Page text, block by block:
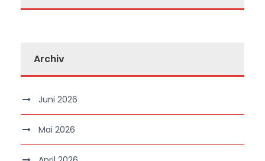
Archiv
Juni 2026
Mai 2026